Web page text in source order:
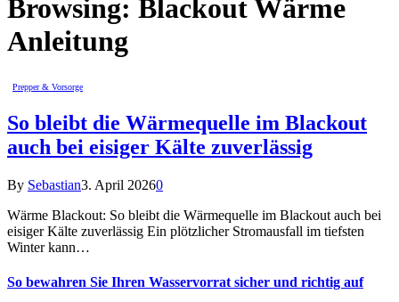
Browsing: Blackout Wärme
Anleitung
Prepper & Vorsorge
So bleibt die Wärmequelle im Blackout
auch bei eisiger Kälte zuverlässig
By Sebastian3. April 20260
Wärme Blackout: So bleibt die Wärmequelle im Blackout auch bei
eisiger Kälte zuverlässig Ein plötzlicher Stromausfall im tiefsten
Winter kann…
So bewahren Sie Ihren Wasservorrat sicher und richtig auf